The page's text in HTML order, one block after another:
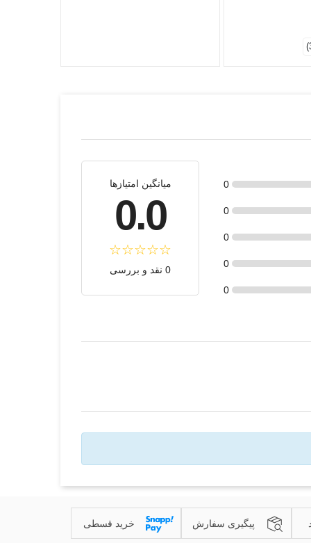
میانگین امتیازها
0.0
0 نقد و بررسی
0
0
0
0
0
پیگیری سفارش خرید قسطی